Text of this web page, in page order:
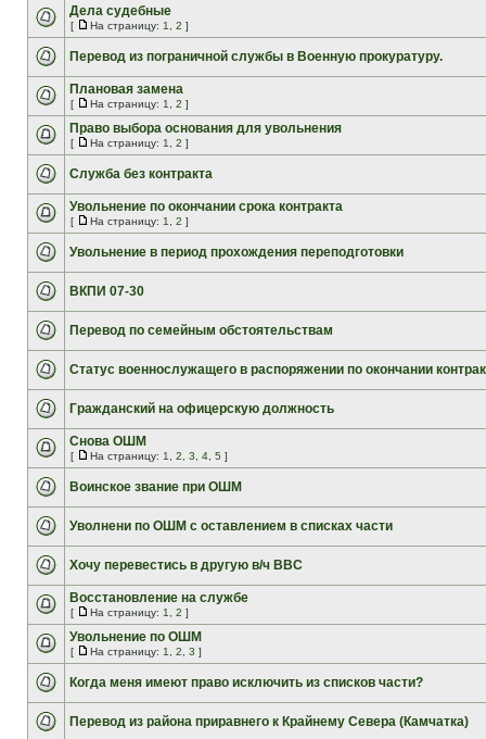
Дела судебные
[ На страницу: 1 2 ]
Перевод из пограничной службы в Военную прокуратуру.
Плановая замена
[ На страницу: 1 2 ]
Право выбора основания для увольнения
[ На страницу: 1 2 ]
Служба без контракта
Увольнение по окончании срока контракта
[ На страницу: 1 2 ]
Увольнение в период прохождения переподготовки
ВКПИ 07-30
Перевод по семейным обстоятельствам
Статус военнослужащего в распоряжении по окончании
Гражданский на офицерскую должность
Снова ОШМ
[ На страницу: 1 2 3 4 5 ]
Воинское звание при ОШМ
Уволнени по ОШМ с оставлением в списках части
Хочу перевестись в другую в/ч ВВС
Восстановление на службе
[ На страницу: 1 2 ]
Увольнение по ОШМ
[ На страницу: 1 2 3 ]
Когда меня имеют право исключить из списков части?
Перевод из района приравнего к Крайнему Севера (Камчатка)